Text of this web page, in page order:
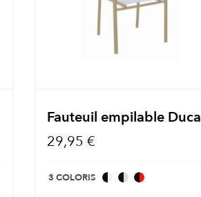
Fauteuil empilable Duca
29,95 €
3 COLORIS